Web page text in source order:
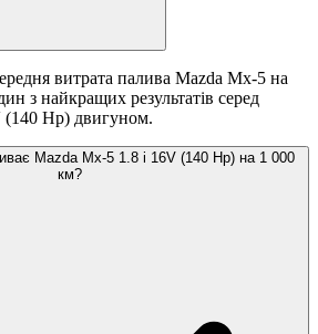
витрата палива Mazda Mx-5 на
з найкращих результатів серед
(140 Hp) двигуном.
Mazda Mx-5 1.8 i 16V (140 Hp) на 1 000
км?